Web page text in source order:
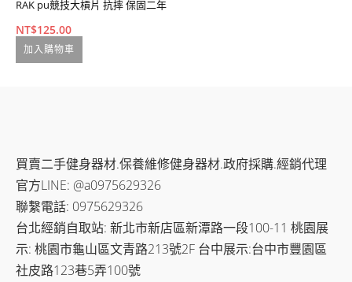
加入購物車
RAK pu競技大槓片 抗摔 保固二年
NT$125.00
買賣二手健身器材.保養維修健身器材.政府採購.經銷代理
官方LINE: @a0975629326
聯繫電話: 0975629326
台北經銷自取站: 新北市新店區新潭路一段100-11 桃園展
示: 桃園市龜山區文青路213號2F 台中展示:台中市豐園區
社皮路123巷5弄100號